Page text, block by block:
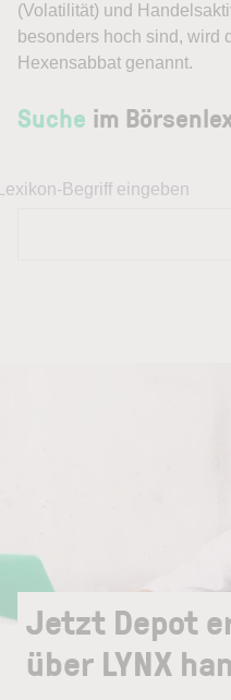
(Volatilität) und
besonders hoch sind, wird
Hexensabbat genannt.
Suche im
Begriff eingeben
Jetzt Depot
über LYNX